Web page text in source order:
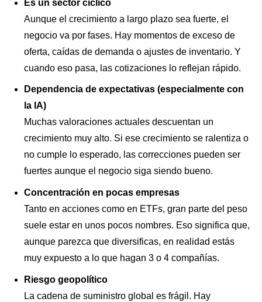
Es un sector cíclico
Aunque el crecimiento a largo plazo sea fuerte, el
negocio va por fases. Hay momentos de exceso de
oferta, caídas de demanda o ajustes de inventario. Y
cuando eso pasa, las cotizaciones lo reflejan rápido.
Dependencia de expectativas (especialmente con
la IA)
Muchas valoraciones actuales descuentan un
crecimiento muy alto. Si ese crecimiento se ralentiza o
no cumple lo esperado, las correcciones pueden ser
fuertes aunque el negocio siga siendo bueno.
Concentración en pocas empresas
Tanto en acciones como en ETFs, gran parte del peso
suele estar en unos pocos nombres. Eso significa que,
aunque parezca que diversificas, en realidad estás
muy expuesto a lo que hagan 3 o 4 compañías.
Riesgo geopolítico
La cadena de suministro global es frágil. Hay